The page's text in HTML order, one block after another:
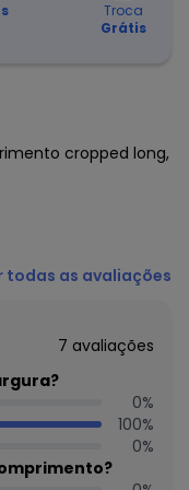
Troca
Grátis
cropped long,
oferecido em
disponível.
todas as avaliações
7 avaliações
0%
100%
0%